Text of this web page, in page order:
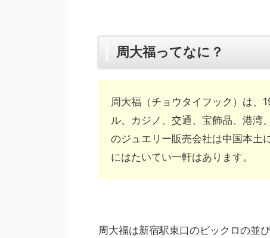
周大福ってなに？
周大福（チョウタイフック）は、
ル、カジノ、交通、宝飾品、港湾
のジュエリー販売会社は中国本土
にはたいてい一軒はあります。
周大福は新宿駅東口のビックロの並